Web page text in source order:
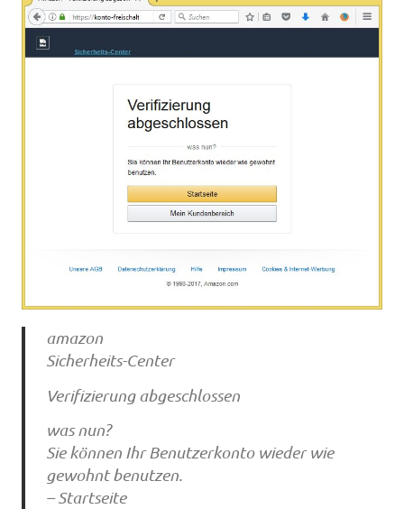
amazon
Sicherheits-Center
Verifizierung abgeschlossen
was nun?
Sie können Ihr Benutzerkonto wieder wie
gewohnt benutzen.
– Startseite